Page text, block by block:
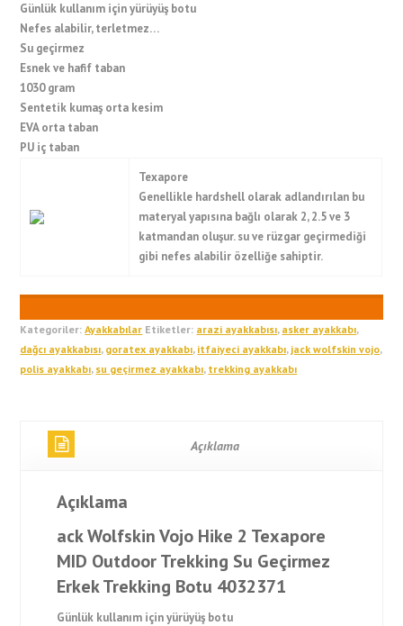
Günlük kullanım için yürüyüş botu
Nefes alabilir, terletmez…
Su geçirmez
Esnek ve hafif taban
1030 gram
Sentetik kumaş orta kesim
EVA orta taban
PU iç taban
Texapore
Genellikle hardshell olarak adlandırılan bu
materyal yapısına bağlı olarak 2, 2.5 ve 3
katmandan oluşur. su ve rüzgar geçirmediği
gibi nefes alabilir özelliğe sahiptir.
Kategoriler:Ayakkabılar Etiketler: arazi ayakkabısı, asker ayakkabı,
dağcı ayakkabısı, goratex ayakkabı, itfaiyeci ayakkabı, jack wolfskin vojo,
polis ayakkabı, su geçirmez ayakkabı, trekking ayakkabı
Açıklama
Açıklama
ack Wolfskin Vojo Hike 2 Texapore
MID Outdoor Trekking Su Geçirmez
Erkek Trekking Botu 4032371
Günlük kullanım için yürüyüş botu